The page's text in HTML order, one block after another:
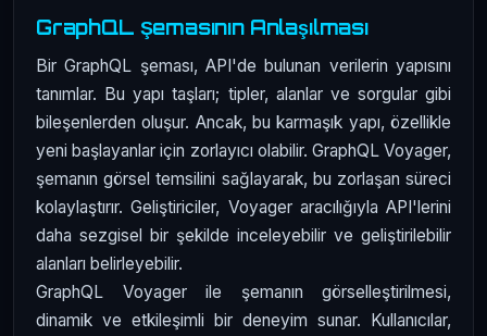
GraphQL Şemasının Anlaşılması
Bir GraphQL şeması, API'de bulunan verilerin yapısını
tanımlar. Bu yapı taşları; tipler, alanlar ve sorgular gibi
bileşenlerden oluşur. Ancak, bu karmaşık yapı, özellikle
yeni başlayanlar için zorlayıcı olabilir. GraphQL Voyager,
şemanın görsel temsilini sağlayarak, bu zorlaşan süreci
kolaylaştırır. Geliştiriciler, Voyager aracılığıyla API'lerini
daha sezgisel bir şekilde inceleyebilir ve geliştirilebilir
alanları belirleyebilir.
GraphQL Voyager ile şemanın görselleştirilmesi,
dinamik ve etkileşimli bir deneyim sunar. Kullanıcılar,